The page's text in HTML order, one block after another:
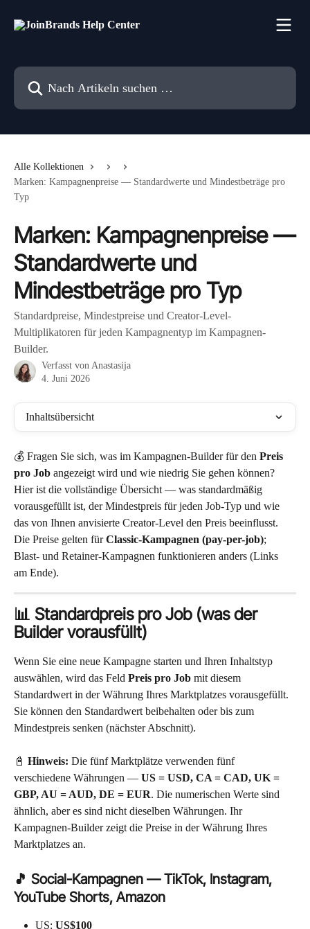
Nach Artikeln suchen …
Alle Kollektionen
Marken: Kampagnenpreise — Standardwerte und Mindestbeträge pro
Typ
Marken: Kampagnenpreise —
Standardwerte und
Mindestbeträge pro Typ
Standardpreise, Mindestpreise und Creator-Level-
Multiplikatoren für jeden Kampagnentyp im Kampagnen-
Builder.
Verfasst von Anastasija
4. Juni 2026
Inhaltsübersicht
💰 Fragen Sie sich, was im Kampagnen-Builder für den Preis
pro Job angezeigt wird und wie niedrig Sie gehen können?
Hier ist die vollständige Übersicht — was standardmäßig
vorausgefüllt ist, der Mindestpreis für jeden Job-Typ und wie
das von Ihnen anvisierte Creator-Level den Preis beeinflusst.
Die Preise gelten für Classic-Kampagnen (pay-per-job);
Blast- und Retainer-Kampagnen funktionieren anders (Links
am Ende).
📊 Standardpreis pro Job (was der
Builder vorausfüllt)
Wenn Sie eine neue Kampagne starten und Ihren Inhaltstyp
auswählen, wird das Feld Preis pro Job mit diesem
Standardwert in der Währung Ihres Marktplatzes vorausgefüllt.
Sie können den Standardwert beibehalten oder bis zum
Mindestpreis senken (nächster Abschnitt).
📓 Hinweis: Die fünf Marktplätze verwenden fünf
verschiedene Währungen — US = USD, CA = CAD, UK =
GBP, AU = AUD, DE = EUR. Die numerischen Werte sind
ähnlich, aber es sind nicht dieselben Währungen. Ihr
Kampagnen-Builder zeigt die Preise in der Währung Ihres
Marktplatzes an.
🎵 Social-Kampagnen — TikTok, Instagram,
YouTube Shorts, Amazon
US: US$100